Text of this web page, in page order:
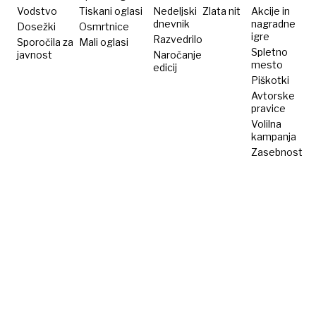
desetih
letih
Vodstvo
Dosežki
Sporočila za
javnost
Tiskani oglasi
Osmrtnice
Mali oglasi
Nedeljski
dnevnik
Razvedrilo
Naročanje
edicij
Zlata nit
Akcije in
nagradne
igre
Spletno
mesto
Piškotki
Avtorske
pravice
Volilna
kampanja
Zasebnost